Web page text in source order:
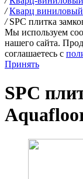
/ Кварц
/ SPC плитка
Мы используем
нашего сайта.
соглашаетесь c
Принять
SPC